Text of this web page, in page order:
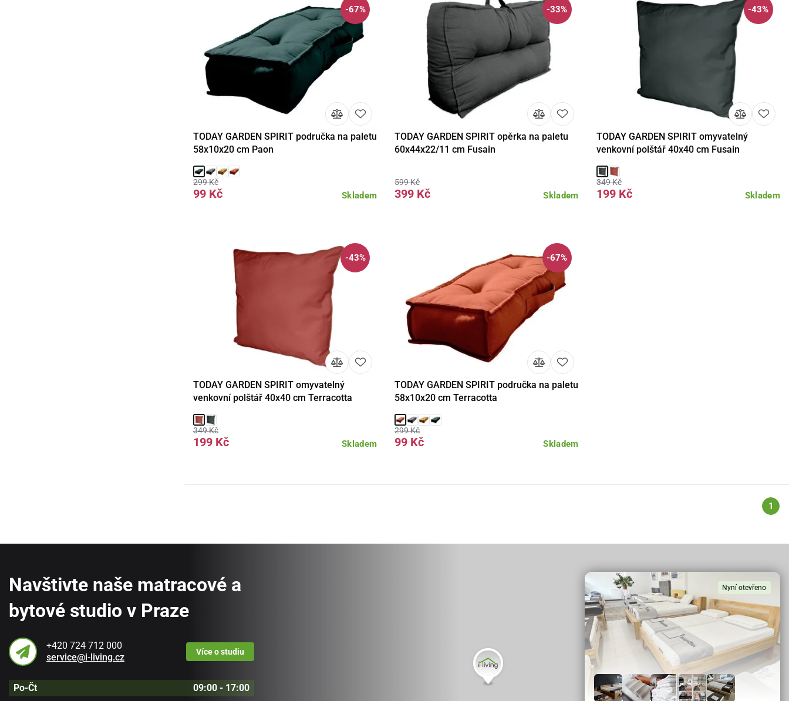
-67%
Detail Do košíku
TODAY GARDEN SPIRIT područka na paletu
58x10x20 cm Paon
Skladem
299 Kč
99 Kč
-33%
Detail Do košíku
TODAY GARDEN SPIRIT opěrka na paletu
60x44x22/11 cm Fusain
Skladem
599 Kč
399 Kč
-43%
Detail Do košíku
TODAY GARDEN SPIRIT omyvatelný
venkovní polštář 40x40 cm Fusain
Skladem
349 Kč
199 Kč
-43%
Detail Do košíku
TODAY GARDEN SPIRIT omyvatelný
venkovní polštář 40x40 cm Terracotta
Skladem
349 Kč
199 Kč
-67%
Detail Do košíku
TODAY GARDEN SPIRIT područka na paletu
58x10x20 cm Terracotta
Skladem
299 Kč
99 Kč
1
Navštivte naše matracové a
bytové studio v Praze
+420 724 712 000
service@i-living.cz
Víceo studiu
Po-Čt
09:00 - 17:00
Nyní otevřeno